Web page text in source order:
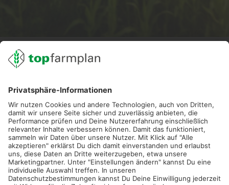
02501 801 44 84
service@topfarmplan.de
Sei immer auf dem Laufenden!
Neue Features, spannende Tipps und hilfreiche Anleitungen!